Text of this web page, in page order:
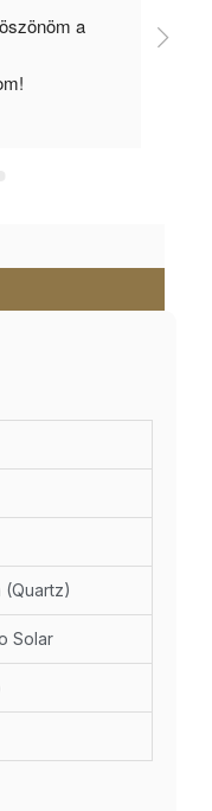
a
(Quartz)
Solar